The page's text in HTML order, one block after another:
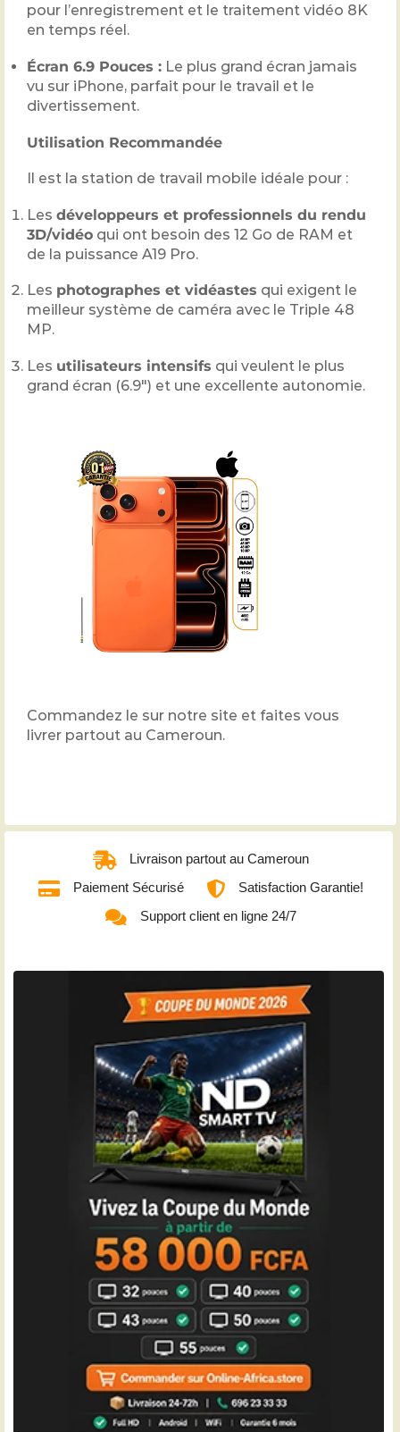
pour l’enregistrement et le traitement vidéo 8 K
en temps réel.
Écran 6.9 Pouces : Le plus grand écran jamais
vu sur iPhone, parfait pour le travail et le
divertissement.
Utilisation Recommandée
Il est la station de travail mobile idéale pour :
Les développeurs et professionnels du rendu
3D/vidéo qui ont besoin des 12 Go de RAM et
de la puissance A19 Pro.
Les photographes et vidéastes qui exigent le
meilleur système de caméra avec le Triple 48
MP.
Les utilisateurs intensifs qui veulent le plus
grand écran (6.9″) et une excellente autonomie.
Commandez le sur notre site et faites vous
livrer partout au Cameroun.
Livraison partout au Cameroun
Paiement Sécurisé
Satisfaction Garantie!
Support client en ligne 24/7